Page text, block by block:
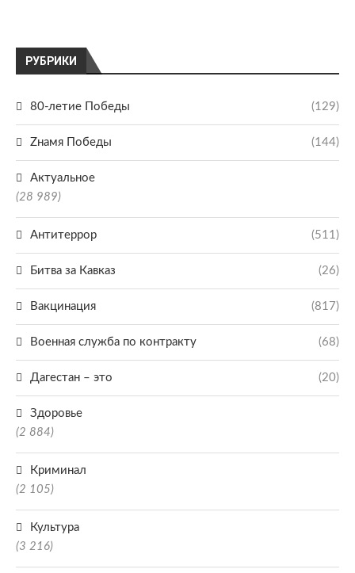
РУБРИКИ
80-летие Победы (129)
Zнамя Победы (144)
Актуальное
(28 989)
Антитеррор (511)
Битва за Кавказ (26)
Вакцинация (817)
Военная служба по контракту (68)
Дагестан – это (20)
Здоровье
(2 884)
Криминал
(2 105)
Культура
(3 216)